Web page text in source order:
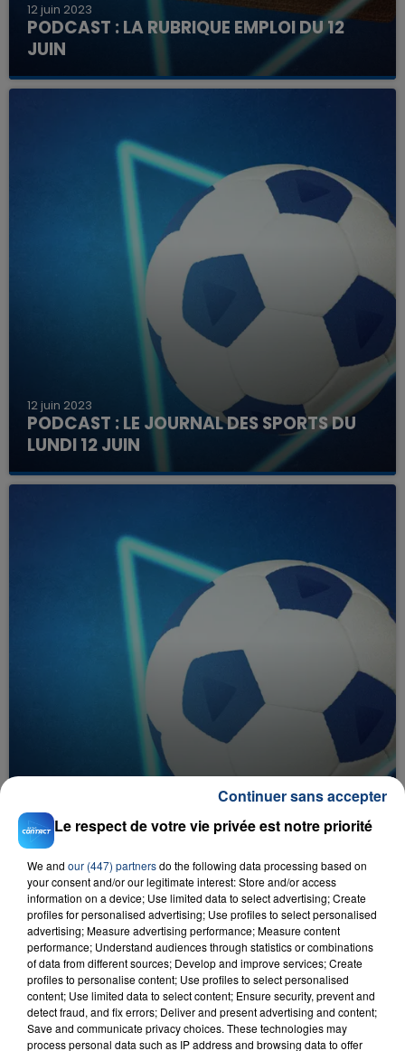
12 juin 2023
PODCAST : LA RUBRIQUE EMPLOI DU 12
JUIN
Découvrez ici les offres à pourvoir
12 juin 2023
PODCAST : LE JOURNAL DES SPORTS DU
LUNDI 12 JUIN
Tous les lundis, retrouvez dans le journal des
sports les principaux résultats du week-end.
PODCAST : LE JOURNAL DES SPORTS DU
VENDREDI 9 JUIN
Retrouvez en podcast l'essentiel des
événements sportifs à venir ce week-end.
Le respect de votre vie privée est notre priorité
We and our (447) partnersdo the following data processing based on
your consent and/or our legitimate interest: Store and/or access
information on a device; Use limited data to select advertising; Create
profiles for personalised advertising; Use profiles to select personalised
advertising; Measure advertising performance; Measure content
performance; Understand audiences through statistics or combinations
of data from different sources; Develop and improve services; Create
profiles to personalise content; Use profiles to select personalised
content; Use limited data to select content; Ensure security, prevent and
detect fraud, and fix errors; Deliver and present advertising and content;
Save and communicate privacy choices. These technologies may
process personal data such as IP address and browsing data to offer
Continuer sans accepter